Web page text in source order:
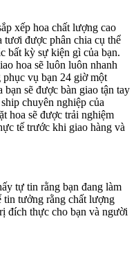
xếp hoa chất lượng cao
tươi được phân chia cụ thể
bất kỳ sự kiện gì của bạn.
hoa sẽ luôn luôn nhanh
phục vụ bạn 24 giờ một
sẽ được bàn giao tận tay
chuyên nghiệp của
hoa sẽ được trải nghiệm
tế trước khi giao hàng và
tự tin rằng bạn đang làm
tin tưởng rằng chất lượng
đích thực cho bạn và người